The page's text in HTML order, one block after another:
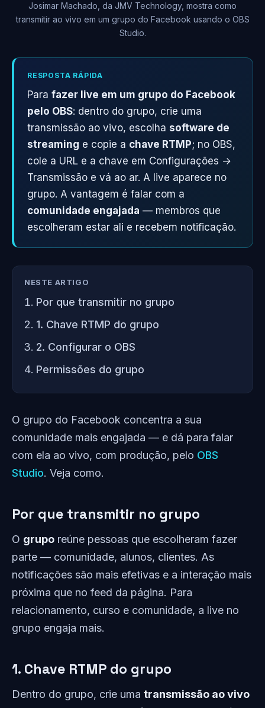
Josimar Machado, da JMV Technology, mostra como
transmitir ao vivo em um grupo do Facebook usando o OBS
Studio.
RESPOSTA RÁPIDA
Para fazer live em um grupo do Facebook
pelo OBS: dentro do grupo, crie uma
transmissão ao vivo, escolha software de
streaming e copie a chave RTMP; no OBS,
cole a URL e a chave em Configurações →
Transmissão e vá ao ar. A live aparece no
grupo. A vantagem é falar com a
comunidade engajada — membros que
escolheram estar ali e recebem notificação.
NESTE ARTIGO
Por que transmitir no grupo
1. Chave RTMP do grupo
2. Configurar o OBS
Permissões do grupo
O grupo do Facebook concentra a sua
comunidade mais engajada — e dá para falar
com ela ao vivo, com produção, pelo OBS
Studio. Veja como.
Por que transmitir no grupo
O grupo reúne pessoas que escolheram fazer
parte — comunidade, alunos, clientes. As
notificações são mais efetivas e a interação mais
próxima que no feed da página. Para
relacionamento, curso e comunidade, a live no
grupo engaja mais.
1. Chave RTMP do grupo
Dentro do grupo, crie uma transmissão ao vivo